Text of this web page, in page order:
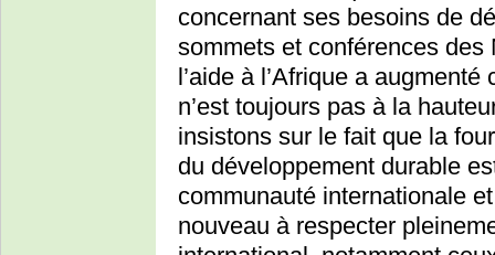
concernant ses besoins de
sommets et conférences
l’aide à l’Afrique a
n’est toujours pas à la
insistons sur le fait que la
du développement durable
communauté internationale
nouveau à respecter